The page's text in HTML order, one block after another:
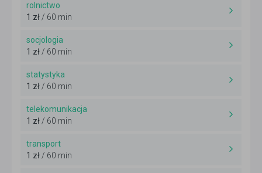
rolnictwo
1 zł/ 60 min
socjologia
1 zł/ 60 min
statystyka
1 zł/ 60 min
telekomunikacja
1 zł/ 60 min
transport
1 zł/ 60 min